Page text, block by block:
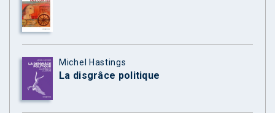
Michel Hastings
La disgrâce politique